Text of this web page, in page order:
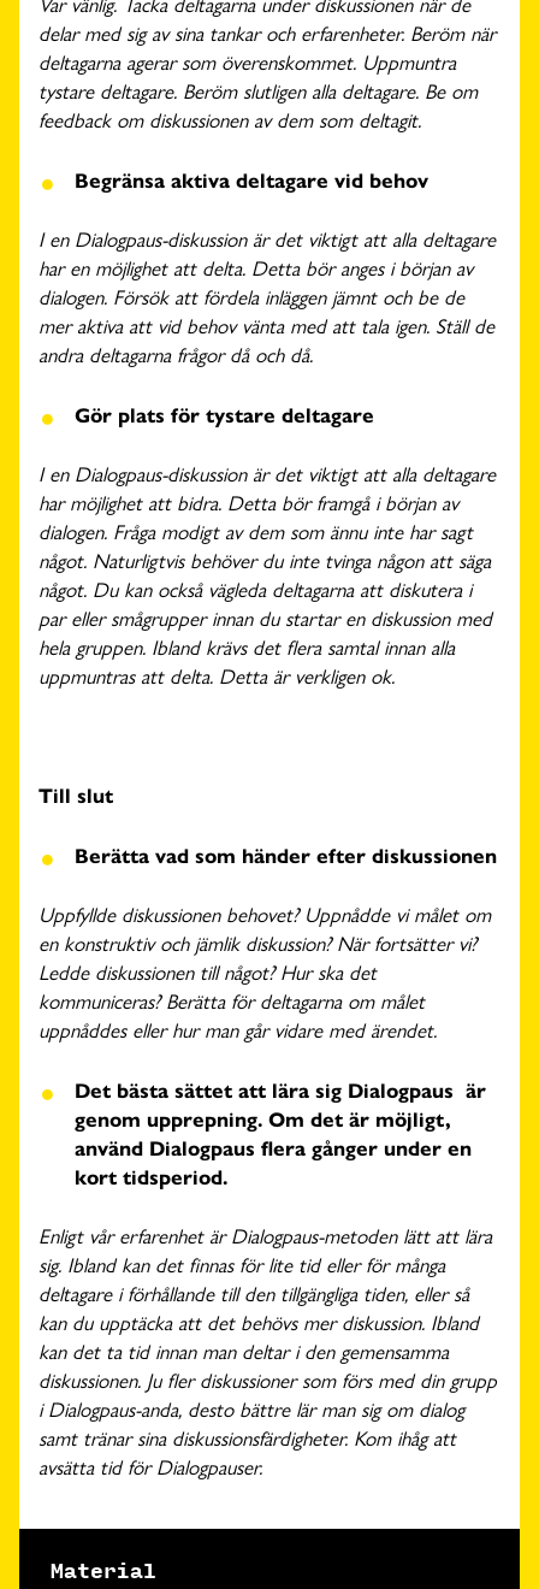
delar med sig av sina tankar och erfarenheter. Beröm när
deltagarna agerar som överenskommet. Uppmuntra
tystare deltagare. Beröm slutligen alla deltagare. Be om
feedback om diskussionen av dem som deltagit.
Begränsa aktiva deltagare vid behov
I en Dialogpaus-diskussion är det viktigt att alla deltagare
har en möjlighet att delta. Detta bör anges i början av
dialogen. Försök att fördela inläggen jämnt och be de
mer aktiva att vid behov vänta med att tala igen. Ställ de
andra deltagarna frågor då och då.
Gör plats för tystare deltagare
I en Dialogpaus-diskussion är det viktigt att alla deltagare
har möjlighet att bidra. Detta bör framgå i början av
dialogen. Fråga modigt av dem som ännu inte har sagt
något. Naturligtvis behöver du inte tvinga någon att säga
något. Du kan också vägleda deltagarna att diskutera i
par eller smågrupper innan du startar en diskussion med
hela gruppen. Ibland krävs det flera samtal innan alla
uppmuntras att delta. Detta är verkligen ok.
Till slut
Berätta vad som händer efter diskussionen
Uppfyllde diskussionen behovet? Uppnådde vi målet om
en konstruktiv och jämlik diskussion? När fortsätter vi?
Ledde diskussionen till något? Hur ska det
kommuniceras? Berätta för deltagarna om målet
uppnåddes eller hur man går vidare med ärendet.
Det bästa sättet att lära sig Dialogpaus är
genom upprepning. Om det är möjligt,
använd Dialogpaus flera gånger under en
kort tidsperiod.
Enligt vår erfarenhet är Dialogpaus-metoden lätt att lära
sig. Ibland kan det finnas för lite tid eller för många
deltagare i förhållande till den tillgängliga tiden, eller så
kan du upptäcka att det behövs mer diskussion. Ibland
kan det ta tid innan man deltar i den gemensamma
diskussionen. Ju fler diskussioner som förs med din grupp
i Dialogpaus-anda, desto bättre lär man sig om dialog
samt tränar sina diskussionsfärdigheter. Kom ihåg att
avsätta tid för Dialogpauser.
Material